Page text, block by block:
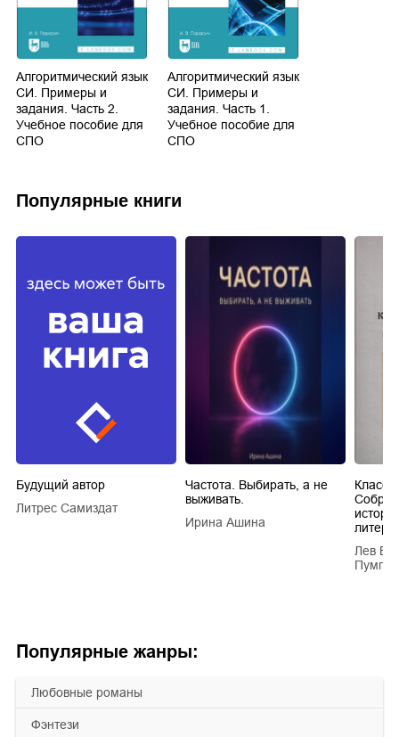
Популярные жанры:
любовные романы
фэнтези
Алгоритмический язык
СИ. Примеры и
задания. Часть 2.
Учебное пособие для
СПО
Алгоритмический язык
СИ. Примеры и
задания. Часть 1.
Учебное пособие для
СПО
Популярные книги
Будущий автор
Литрес Самиздат
Частота. Выбирать, а не
выживать.
Ирина Ашина
Лев